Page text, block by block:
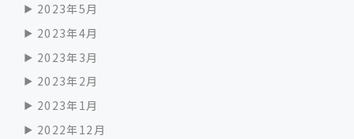
2023年5月
2023年4月
2023年3月
2023年2月
2023年1月
2022年12月